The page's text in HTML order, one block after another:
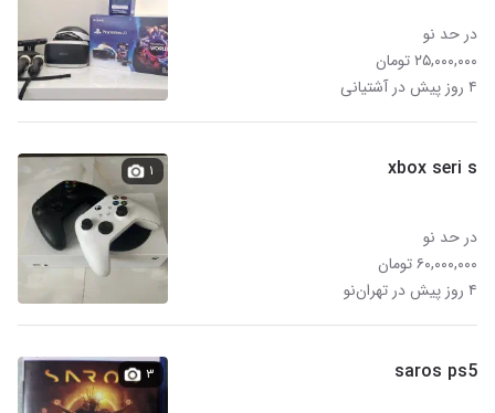
در حد نو
۲۵,۰۰۰,۰۰۰ تومان
۴ روز پیش در آشتیانی
xbox seri s
در حد نو
۶۰,۰۰۰,۰۰۰ تومان
۴ روز پیش در تهران‌نو
۱
saros ps5 ۳